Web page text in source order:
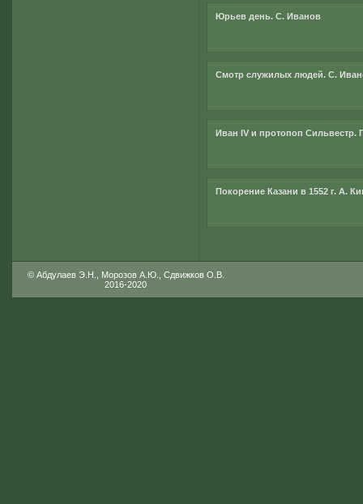
Юрьев день. С. Иванов
Смотр служилых людей. С.
Иван IV и протопоп Сильвестр.
Покорение Казани в 1552 г. А.
© Абдулаев Э.Н., Морозов А.Ю., Сдвижков О.В.
2016-2020